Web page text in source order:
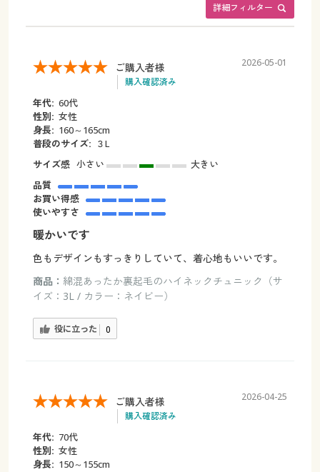
詳細フィルター
ご購入者様
購入確認済み
2026-05-01
年代: 60代
性別: 女性
身長: 160～165cm
普段のサイズ: ３L
サイズ感 小さい
大きい
品質
お買い得感
使いやすさ
暖かいです
色もデザインもすっきりしていて、着心地もいいです。
商品： 綿混あったか裏起毛のハイネックチュニック（サ
イズ：3L / カラー：ネイビー）
役に立った 0
ご購入者様
購入確認済み
2026-04-25
年代: 70代
性別: 女性
身長: 150～155cm